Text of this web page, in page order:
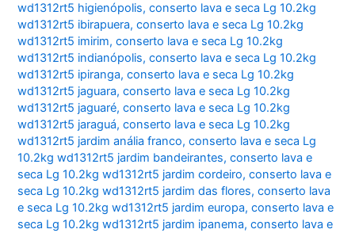
wd1312rt5 higienópolis,conserto lava e seca Lg 10.2kg
wd1312rt5 ibirapuera,conserto lava e seca Lg 10.2kg
wd1312rt5 imirim,conserto lava e seca Lg 10.2kg
wd1312rt5 indianópolis,conserto lava e seca Lg 10.2kg
wd1312rt5 ipiranga,conserto lava e seca Lg 10.2kg
wd1312rt5 jaguara,conserto lava e seca Lg 10.2kg
wd1312rt5 jaguaré,conserto lava e seca Lg 10.2kg
wd1312rt5 jaraguá,conserto lava e seca Lg 10.2kg
wd1312rt5 jardim anália franco,conserto lava e seca Lg
10.2kg wd1312rt5 jardim bandeirantes,conserto lava e
seca Lg 10.2kg wd1312rt5 jardim cordeiro,conserto lava e
seca Lg 10.2kg wd1312rt5 jardim das flores,conserto lava
e seca Lg 10.2kg wd1312rt5 jardim europa,conserto lava e
seca Lg 10.2kg wd1312rt5 jardim ipanema,conserto lava e